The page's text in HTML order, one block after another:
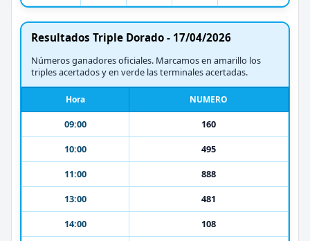
Resultados Triple Dorado - 17/04/2026
Números ganadores oficiales. Marcamos en amarillo los
triples acertados y en verde las terminales acertadas.
Hora NUMERO
09:00
160
10:00
495
11:00
888
13:00
481
14:00
108